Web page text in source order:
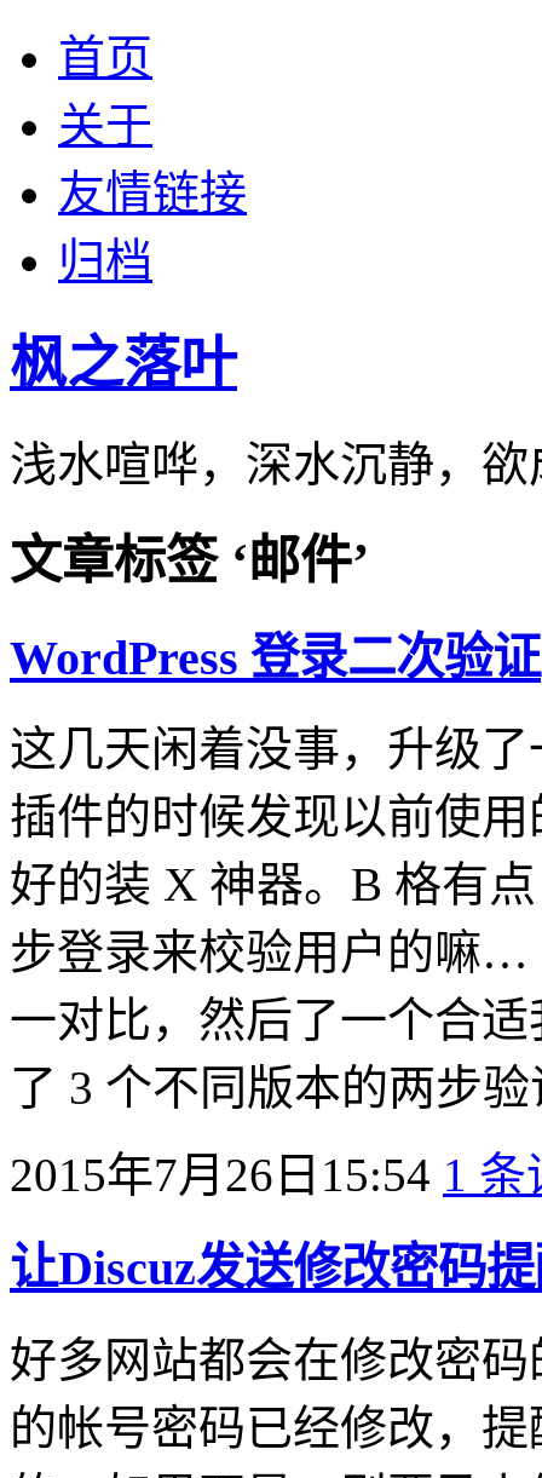
首页
关于
友情链接
归档
枫之落叶
浅水喧哗，深水沉静，
文章标签 ‘邮件’
WordPress 登录二次验证
这几天闲着没事，升级了
插件的时候发现以前使
好的装 X 神器。B 格有
步登录来校验用户的嘛…
一对比，然后了一个合
了 3 个不同版本的两步
2015年7月26日15:54 1 条
让Discuz发送修改密码
好多网站都会在修改密
的帐号密码已经修改，